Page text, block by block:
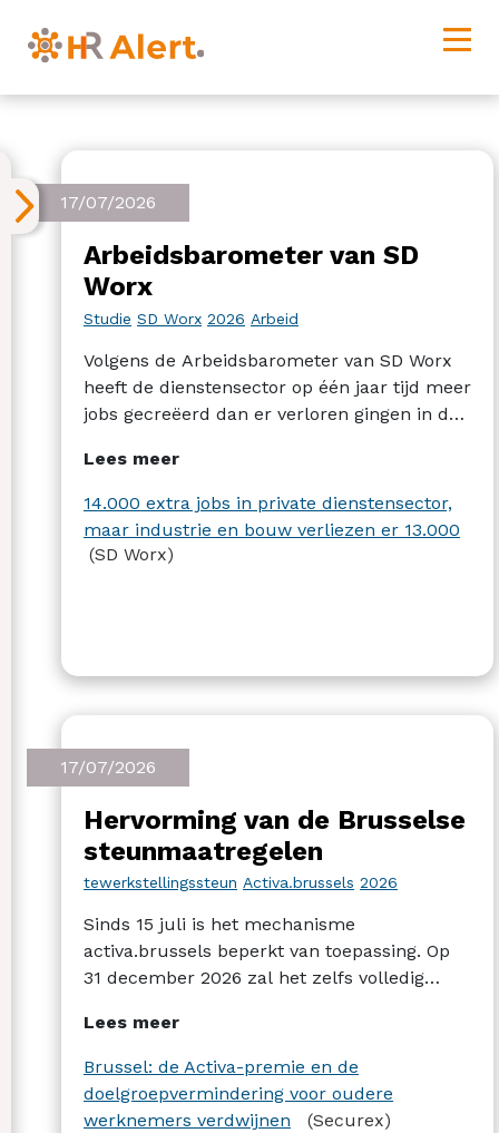
17/07/2026
Arbeidsbarometer van SD
Worx
Studie SD Worx 2026 Arbeid
Volgens de Arbeidsbarometer van SD Worx
heeft de dienstensector op één jaar tijd meer
jobs gecreëerd dan er verloren gingen in de
de werkgelegenheid in de privésector op
jaarbasis lichtjes toe.
Lees meer
14.000 extra jobs in private dienstensector,
maar industrie en bouw verliezen er 13.000
(SD Worx)
17/07/2026
Hervorming van de Brusselse
steunmaatregelen
tewerkstellingssteun Activa.brussels 2026
Sinds 15 juli is het mechanisme
activa.brussels beperkt van toepassing. Op
31 december 2026 zal het zelfs volledig
voor oudere werknemers verdwijnt. Andere
steunmaatregelen worden momenteel
bestudeerd, maar hierover werd nog niets
officieel bekendgemaakt.
Lees meer
Brussel: de Activa-premie en de
doelgroepvermindering voor oudere
werknemers verdwijnen
(Securex)